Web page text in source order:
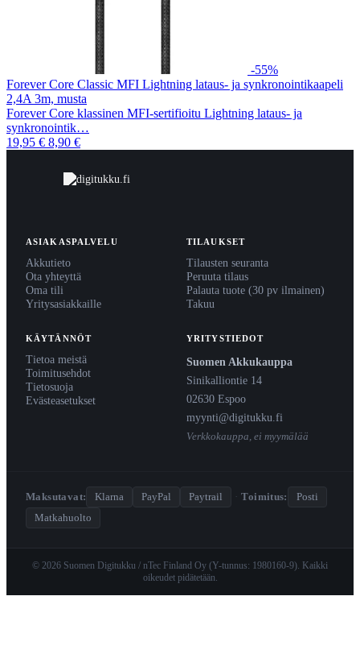
-55%
Forever Core Classic MFI Lightning lataus- ja synkronointikaapeli
2,4A 3m, musta
Forever Core klassinen MFI-sertifioitu Lightning lataus- ja
synkronointik…
19,95 € 8,90 €
ASIAKASPALVELU
Akkutieto
Ota yhteyttä
Oma tili
Yritysasiakkaille
TILAUKSET
Tilausten seuranta
Peruuta tilaus
Palauta tuote (30 pv ilmainen)
Takuu
KÄYTÄNNÖT
Tietoa meistä
Toimitusehdot
Tietosuoja
Evästeasetukset
YRITYSTIEDOT
Suomen Akkukauppa
Sinikalliontie 14
02630 Espoo
myynti@digitukku.fi
Verkkokauppa, ei myymälää
Maksutavat: Klarna PayPal Paytrail · Toimitus:
Posti
Matkahuolto
© 2026 Suomen Digitukku / nTec Finland Oy (Y-tunnus: 1980160-9). Kaikki
oikeudet pidätetään.